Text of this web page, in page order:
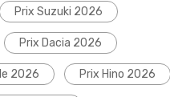
Prix Suzuki 2026
Prix Dacia 2026
2026 Prix Hino 2026